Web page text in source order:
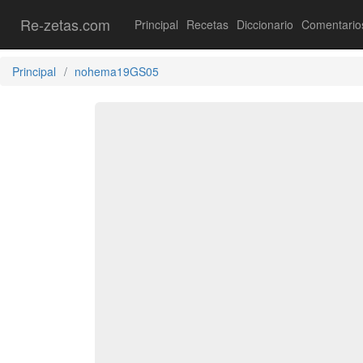
Re-zetas.com Principal Recetas Diccionario
Principal nohema19GS05